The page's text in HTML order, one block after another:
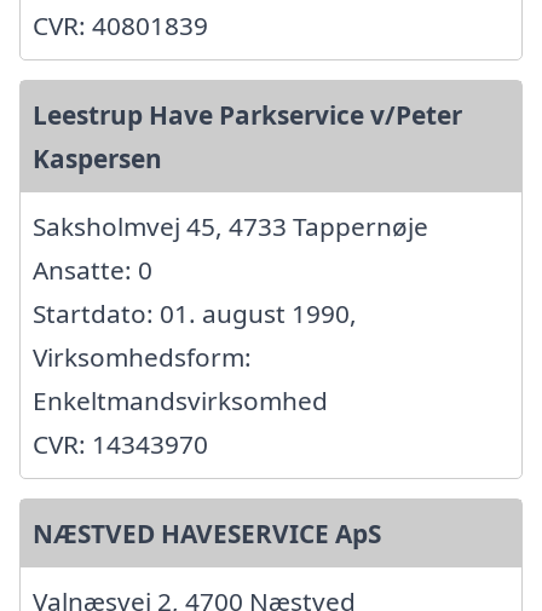
CVR: 40801839
Leestrup Have Parkservice v/Peter
Kaspersen
Saksholmvej 45, 4733 Tappernøje
Ansatte: 0
Startdato: 01. august 1990,
Virksomhedsform:
Enkeltmandsvirksomhed
CVR: 14343970
NÆSTVED HAVESERVICE ApS
Valnæsvej 2, 4700 Næstved